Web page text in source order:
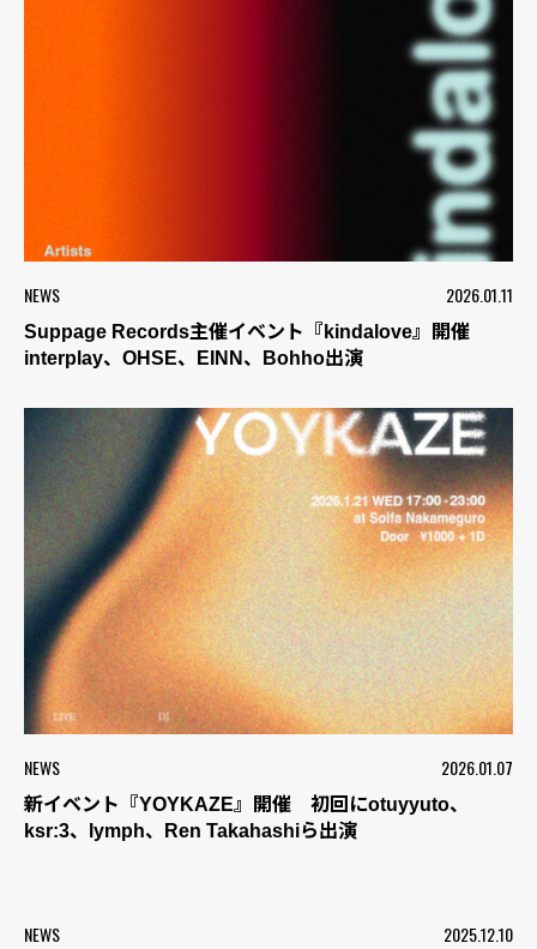
NEWS 2026.01.11
Suppage Records主催イベント『kindalove』開催
interplay、OHSE、EINN、Bohho出演
NEWS 2026.01.07
新イベント『YOYKAZE』開催 初回にotuyyuto、
ksr:3、lymph、Ren Takahashiら出演
NEWS 2025.12.10